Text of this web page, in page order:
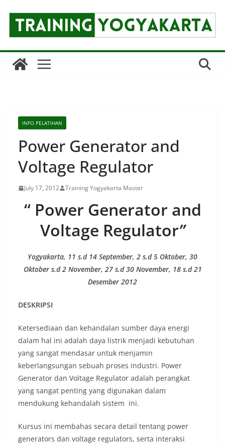
content
INFO PELATIHAN
Power Generator and
Voltage Regulator
July 17, 2012 Training Yogyakarta Master
“ Power Generator and
Voltage Regulator”
Yogyakarta, 11 s.d 14 September, 2 s.d 5 Oktober, 30
Oktober s.d 2 November, 27 s.d 30 November, 18 s.d 21
Desember 2012
DESKRIPSI
Ketersediaan dan kehandalan sumber daya energi
dalam hal ini adalah daya listrik menjadi kebutuhan
yang sangat mendasar untuk menjamin
keberlangsungan sebuah proses industri. Power
Generator dan Voltage Regulator adalah perangkat
yang sangat penting yang digunakan dalam
mendukung kehandalah sistem ini.
Kursus ini membahas secara detail tentang power
generators dan voltage regulators, serta interaksi